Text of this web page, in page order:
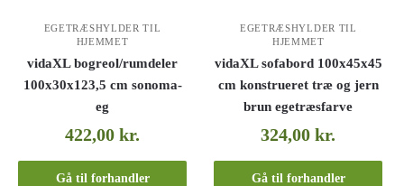
EGETRÆSHYLDER TIL
HJEMMET
vidaXL bogreol/rumdeler
100x30x123,5 cm sonoma-
eg
422,00kr.
Gå til forhandler
EGETRÆSHYLDER TIL
HJEMMET
vidaXL sofabord 100x45x45
cm konstrueret træ og jern
brun egetræsfarve
324,00kr.
Gå til forhandler